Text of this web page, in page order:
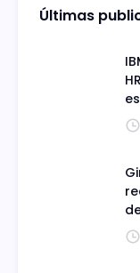
Últimas